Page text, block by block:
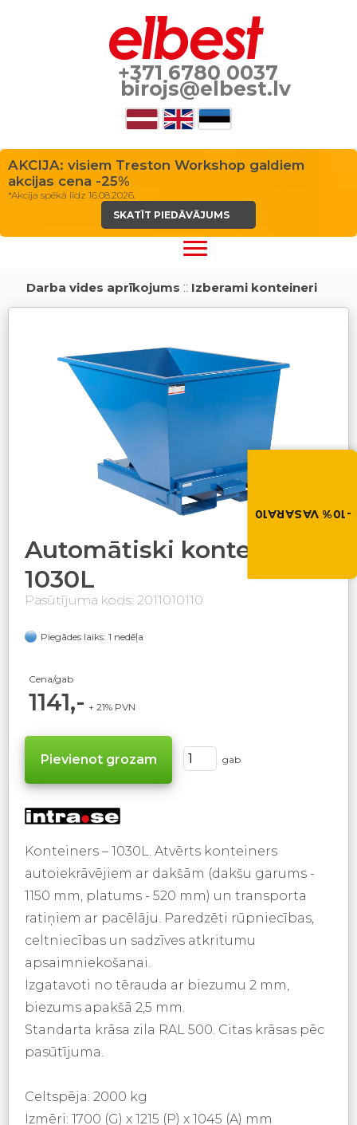
Vasara nāk ar
-10% atlaide visiem
Izmanto atlaides
grozā.
-10% VASARA10
+371 6780 0037
birojs@elbest.lv
AKCIJA: visiem Treston Workshop galdiem
akcijas cena -25%
*Akcija spēkā līdz 16.08.2026.
SKATĪT PIEDĀVĀJUMS
Darba vides aprīkojums :: Izberami konteineri
Automātiski konteineri,
1030L
Pasūtījuma kods: 2011010110
Piegādes laiks: 1 nedēļa
Cena/gab
1141,- + 21% PVN
gab
Konteiners – 1030L. Atvērts konteiners
autoiekrāvējiem ar dakšām (dakšu garums -
1150 mm, platums - 520 mm) un transporta
ratiņiem ar pacēlāju. Paredzēti rūpniecības,
celtniecības un sadzīves atkritumu
apsaimniekošanai.
Izgatavoti no tērauda ar biezumu 2 mm,
biezums apakšā 2,5 mm.
Standarta krāsa zila RAL 500. Citas krāsas pēc
pasūtījuma.
Celtspēja: 2000 kg
Izmēri: 1700 (G) x 1215 (P) x 1045 (A) mm